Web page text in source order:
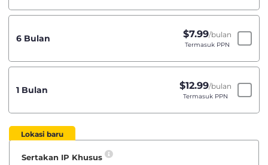
6 Bulan $7.99/bulan
Termasuk PPN
1 Bulan $12.99/bulan
Termasuk PPN
Lokasi baru
Sertakan IP Khusus